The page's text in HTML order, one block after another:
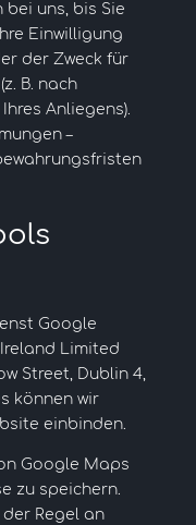
uns, bis Sie
Einwilligung
der Zweck für
B. nach
Anliegens).
–
Google
Limited
Street, Dublin 4,
können wir
einbinden.
Google Maps
zu speichern.
Regel an